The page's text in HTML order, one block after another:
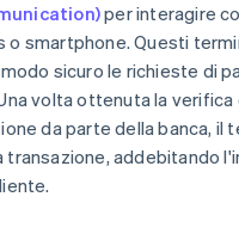
per interagire
o smartphone. Questi
sicuro le richieste di
volta ottenuta la verifica
da parte della banca, il
transazione, addebitando